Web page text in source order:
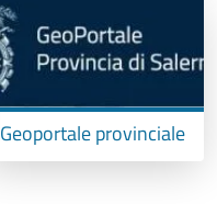
Geoportale provinciale